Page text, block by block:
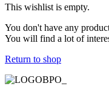
This wishlist is empty.
You don't have any
You will find a lot of
Return to shop